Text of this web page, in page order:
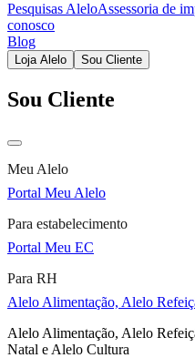
Pesquisas AleloAssessoria de
conosco
Blog
Loja Alelo Sou Cliente
Sou Cliente
Meu Alelo
Portal Meu Alelo
Para estabelecimento
Portal Meu EC
Para RH
Alelo Alimentação, Alelo
Alelo Alimentação, Alelo
Natal e Alelo Cultura